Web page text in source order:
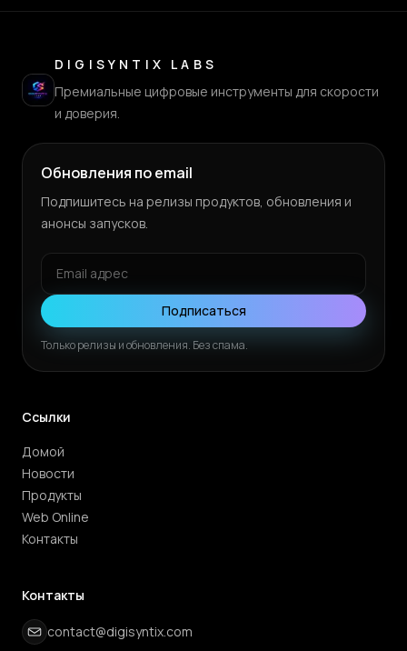
DIGISYNTIX LABS
Премиальные цифровые инструменты для скорости
и доверия.
Обновления по email
Подпишитесь на релизы продуктов, обновления и
анонсы запусков.
Подписаться
Только релизы и обновления. Без спама.
Ссылки
Домой
Новости
Продукты
Web Online
Контакты
Контакты
contact@digisyntix.com